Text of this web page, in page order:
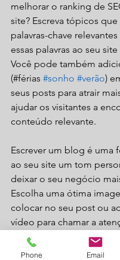
melhorar o ranking de
site? Escreva tópicos
palavras-chave
essas palavras ao seu
Você pode também
(#férias #sonho #verão)
seus posts para atrair
ajudar os visitantes a
conteúdo relevante.
Escrever um blog é uma
ao seu site um tom
deixar o seu negócio
Escolha uma ótima
colocar no seu post ou
vídeo para chamar a
visitantes. Está pronto
Crie um novo post agora.
Phone Email